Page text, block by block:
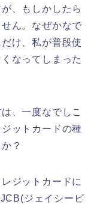
、もしかしたら
ん。なぜかなで
け、私が普段使
なってしまった
、一度なでしこ
ットカードの種
？
ジットカードに
ジェイシービ